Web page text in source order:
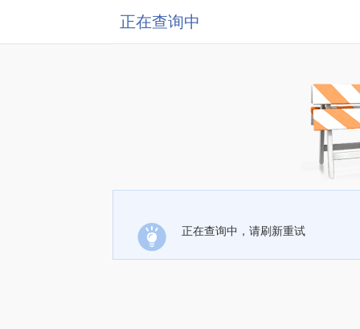
正在查询中
正在查询中，请刷新重试